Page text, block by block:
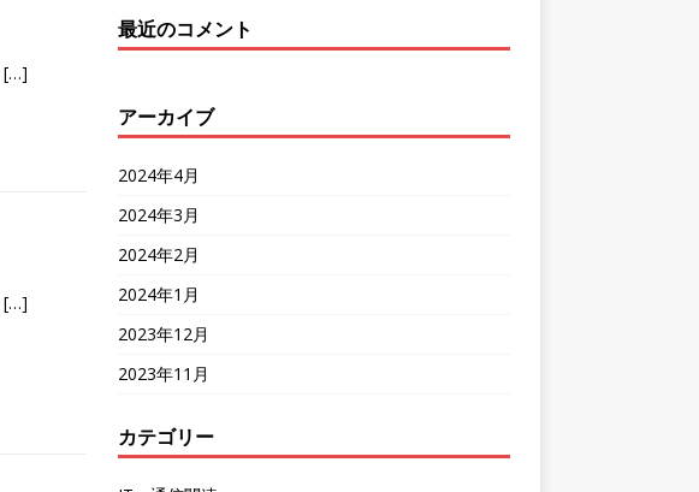
[…]
[…]
最近のコメント
アーカイブ
2024年4月
2024年3月
2024年2月
2024年1月
2023年12月
2023年11月
カテゴリー